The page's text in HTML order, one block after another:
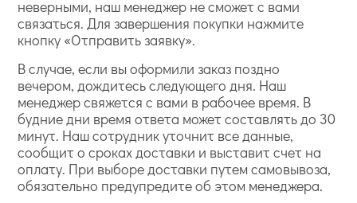
неверными, наш менеджер не сможет с вами
связаться. Для завершения покупки нажмите
кнопку «Отправить заявку».
В случае, если вы оформили заказ поздно
вечером, дождитесь следующего дня. Наш
менеджер свяжется с вами в рабочее время. В
будние дни время ответа может составлять до 30
минут. Наш сотрудник уточнит все данные,
сообщит о сроках доставки и выставит счет на
оплату. При выборе доставки путем самовывоза,
обязательно предупредите об этом менеджера.